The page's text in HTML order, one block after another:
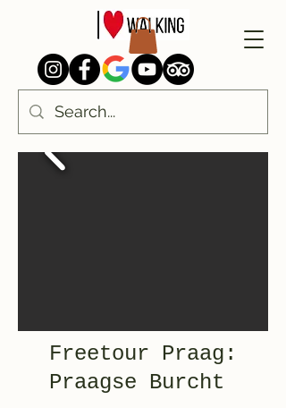
Freetour Praag:
Praagse Burcht